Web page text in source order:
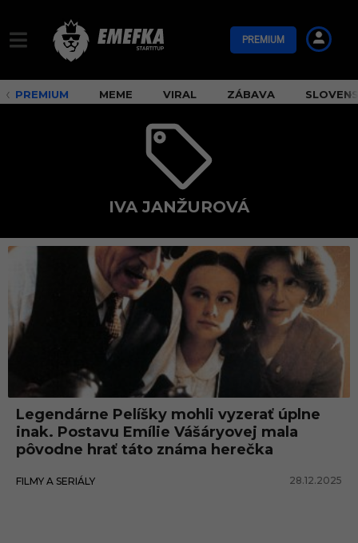
PREMIUM
PREMIUM MEME VIRAL ZÁBAVA
IVA JANŽUROVÁ
I
a
J
a
ž
u
r
o
Legendárne Pelíšky mohli vyzerať úplne
inak. Postavu Emílie Vášáryovej mala
pôvodne hrať táto známa herečka
FILMY A SERIÁLY 28.12.2025